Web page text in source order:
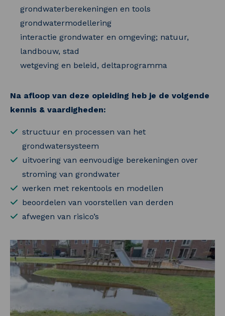
grondwaterberekeningen en tools
grondwatermodellering
interactie grondwater en omgeving; natuur,
landbouw, stad
wetgeving en beleid, deltaprogramma
Na afloop van deze opleiding heb je de volgende
kennis & vaardigheden:
structuur en processen van het
grondwatersysteem
uitvoering van eenvoudige berekeningen over
stroming van grondwater
werken met rekentools en modellen
beoordelen van voorstellen van derden
afwegen van risico’s